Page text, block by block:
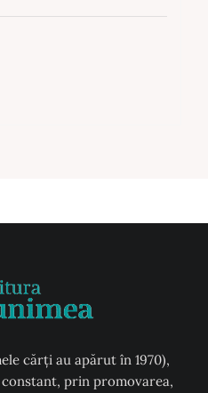
cărți au apărut în 1970),
prin promovarea,